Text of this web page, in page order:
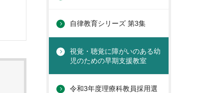
自律教育シリーズ 第3集
視覚・聴覚に障がいのある幼
児のための早期支援教室
令和3年度理療科教員採用選